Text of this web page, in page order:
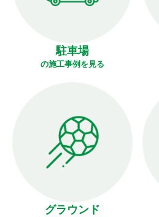
駐車場
の施工事例を見る
グラウンド